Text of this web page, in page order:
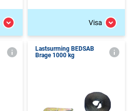
Visa
Lastsurrning BEDSAB
Brage 1000 kg